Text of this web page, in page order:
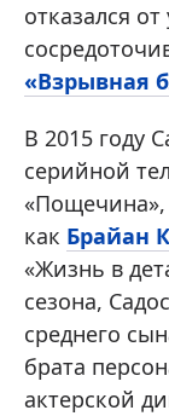
отказался
«Взрывная
В 2015 году
серийной
«Пощечина»,
как Брайан
«Жизнь в
сезона,
среднего
брата
актерской